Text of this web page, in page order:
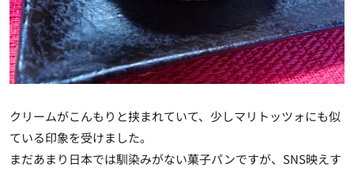
クリームがこんもりと挟まれていて、少しマリトッツォにも似
ている印象を受けました。
まだあまり日本では馴染みがない菓子パンですが、SNS映えす